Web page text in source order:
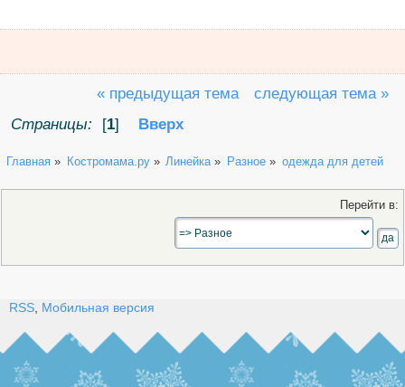
« предыдущая тема
следующая тема »
Страницы:
[1] Вверх
Главная » Костромама.ру» Линейка» Разное» одежда для детей
Перейти в:
RSS, Мобильная версия